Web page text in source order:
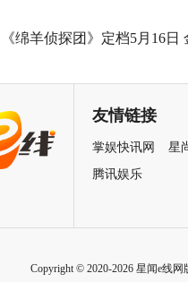
《绵羊侦探团》定档5月16日
友情链接
掌娱快讯网
星
腾讯娱乐
Copyright © 2020-2026 星闻e线